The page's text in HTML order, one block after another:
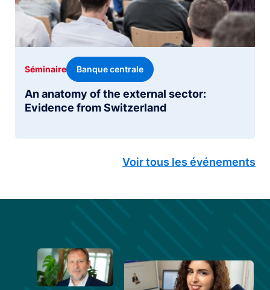
An anatomy of the external sector:
Evidence from Switzerland
Séminaire Banque centrale
Voir tous les événements